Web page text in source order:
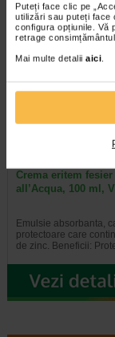
Puteți face clic pe
utilizări sau puteți face
configura opțiunile. Vă
retrage
Mai multe detalii aici.
Al 2-lea la
Crema eritem fesier
all’Acqua, 100 ml,
Emulsie absorbanta,
protectoare care
de zinc. Beneficii: